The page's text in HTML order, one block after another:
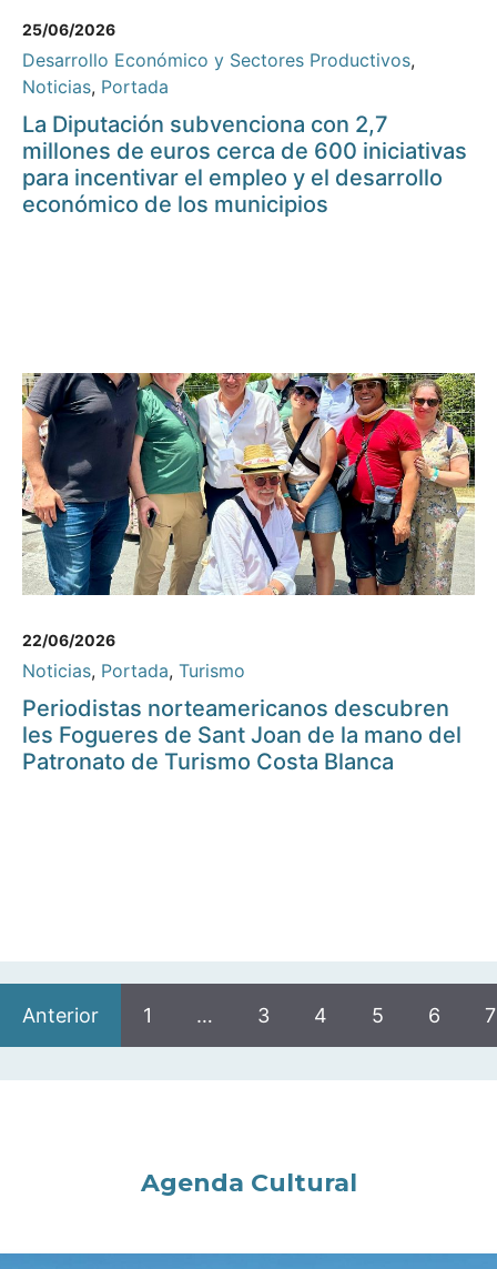
25/06/2026
Desarrollo Económico y Sectores Productivos,
Noticias, Portada
La Diputación subvenciona con 2,7
millones de euros cerca de 600 iniciativas
para incentivar el empleo y el desarrollo
económico de los municipios
22/06/2026
Noticias, Portada, Turismo
Periodistas norteamericanos descubren
les Fogueres de Sant Joan de la mano del
Patronato de Turismo Costa Blanca
Anterior 1 … 3 4 5 6 7
Agenda Cultural